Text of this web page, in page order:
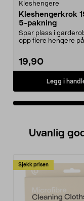
Kleshengere
Kleshengerkrok
5-pakning
Spar plass i
opp flere hengere
19,90
Legg i
Uvanlig
Sjekk prisen